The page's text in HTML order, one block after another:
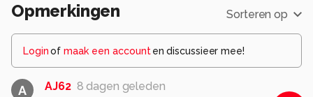
Opmerkingen Sorteren op
Loginof maak een account en discussieer mee!
A AJ62 8 dagen geleden